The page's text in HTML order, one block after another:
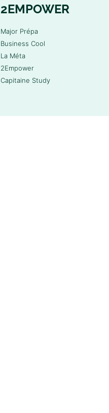
2EMPOWER
Major Prépa
Business Cool
La Méta
2Empower
Capitaine Study